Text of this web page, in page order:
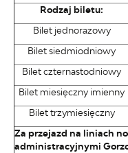
Rodzaj biletu:
Bilet jednorazowy
Bilet siedmiodniowy
Bilet czternastodniowy
Bilet miesięczny imienny
Bilet trzymiesięczny
Za przejazd na liniach
administracyjnymi